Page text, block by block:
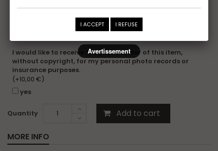
I would like to receive the photo folder of this item,
without copyright, for my personal photo records or
insurance purposes.
(+10,00 €)
yes
Quantity Add to cart
MORE INFO
I ACCEPT I REFUSE
Avertissement